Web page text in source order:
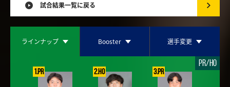
試合結果一覧に戻る
ラインナップ Booster 選手変更
1.PR 2.HO 3.PR
PR/HO